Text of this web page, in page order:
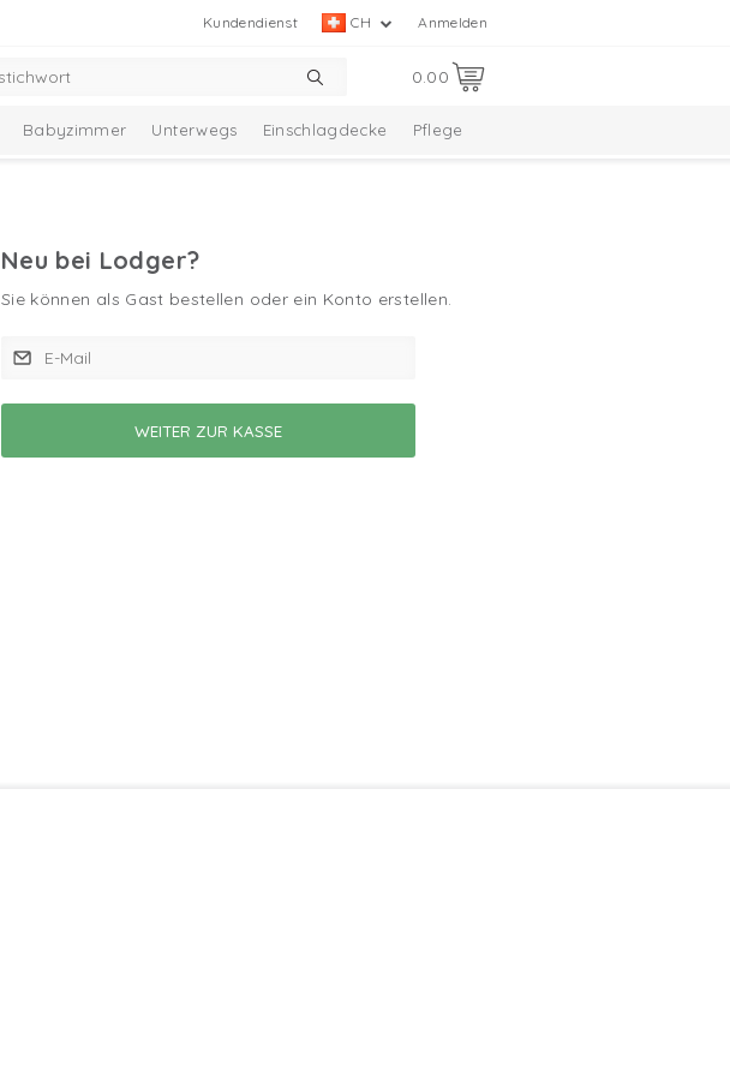
Anmelden
CH
Kundendienst
0.00
Babyzimmer Unterwegs Einschlagdecke Pflege
Neu bei Lodger?
Sie können als Gast bestellen oder ein Konto erstellen.